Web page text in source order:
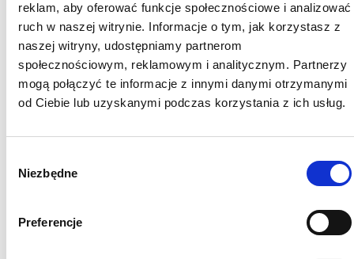
reklam, aby oferować funkcje społecznościowe i analizować
ruch w naszej witrynie. Informacje o tym, jak korzystasz z
naszej witryny, udostępniamy partnerom
społecznościowym, reklamowym i analitycznym. Partnerzy
mogą połączyć te informacje z innymi danymi otrzymanymi
od Ciebie lub uzyskanymi podczas korzystania z ich usług.
zgody
Niezbędne
Preferencje
54 Tynk mineralny 25 kg